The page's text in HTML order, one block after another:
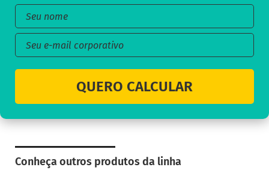
QUERO CALCULAR
Conheça outros produtos da linha